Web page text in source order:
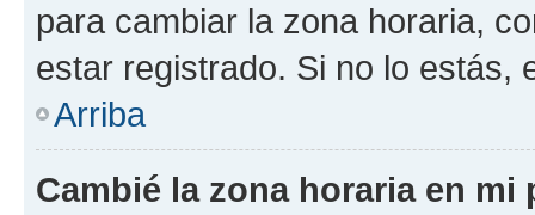
para cambiar la zona horaria,
estar registrado. Si no lo estás,
Arriba
Cambié la zona horaria en